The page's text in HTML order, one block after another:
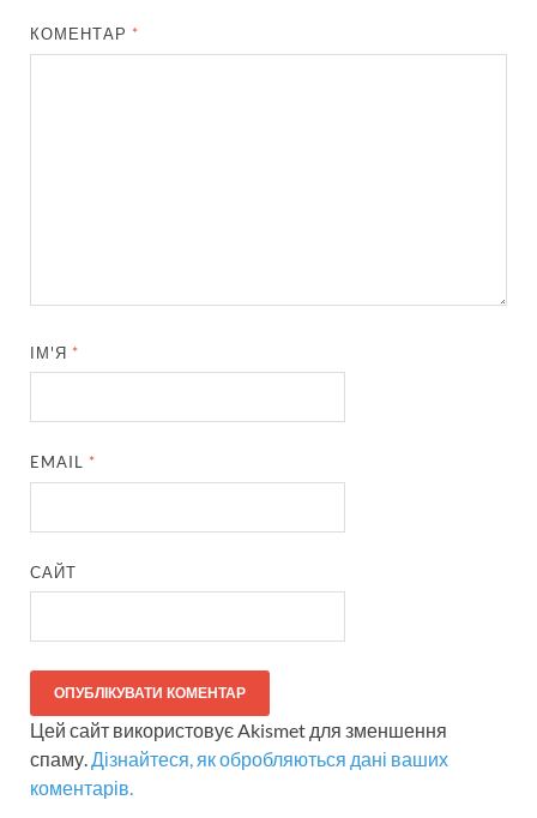
КОМЕНТАР *
ІМ'Я *
EMAIL *
САЙТ
Цей сайт використовує Akismet для зменшення
спаму.Дізнайтеся, як обробляються дані ваших
коментарів.